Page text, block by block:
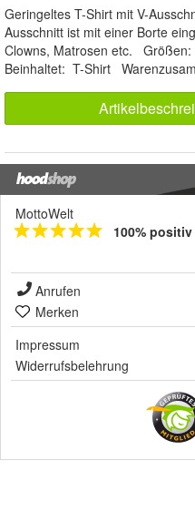
Geringeltes T-Shirt mit V-
Ausschnitt ist mit einer Borte
Clowns, Matrosen etc. Größen:
Beinhaltet: T-Shirt
MottoWelt
100% positiv
Anrufen
Merken
Impressum
Widerrufsbelehrung